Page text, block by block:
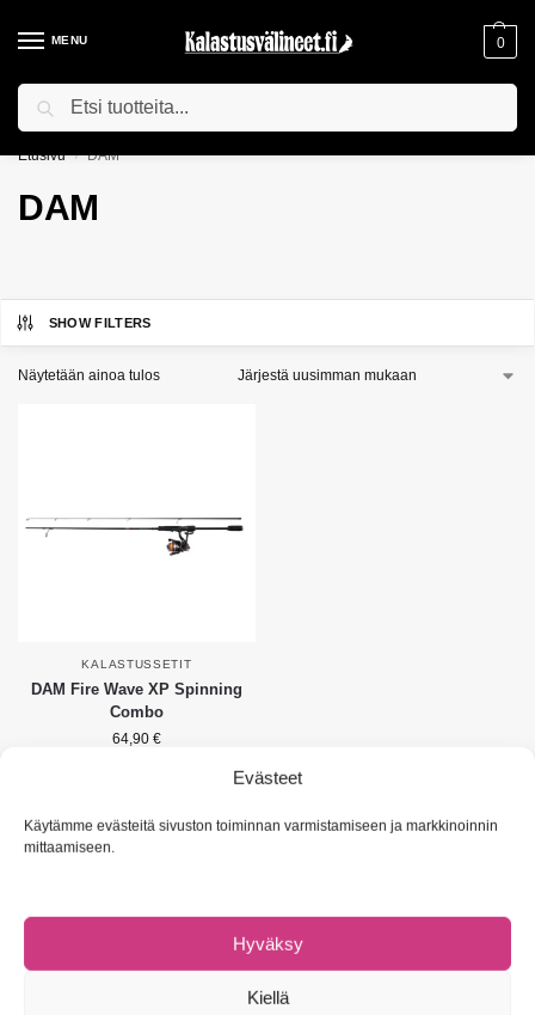
Evästeet
Käytämme evästeitä sivuston toiminnan varmistamiseen ja markkinoinnin
mittaamiseen.
Hyväksy
Kiellä
MENU 0
ILMAINEN TOIMITUS YLI 75€ TILAUKSILLE!
Etusivu / DAM
DAM
SHOW FILTERS
Näytetään ainoa tulos
KALASTUSSETIT
DAM Fire Wave XP Spinning
Combo
64,90 €
Näytetään ainoa tulos